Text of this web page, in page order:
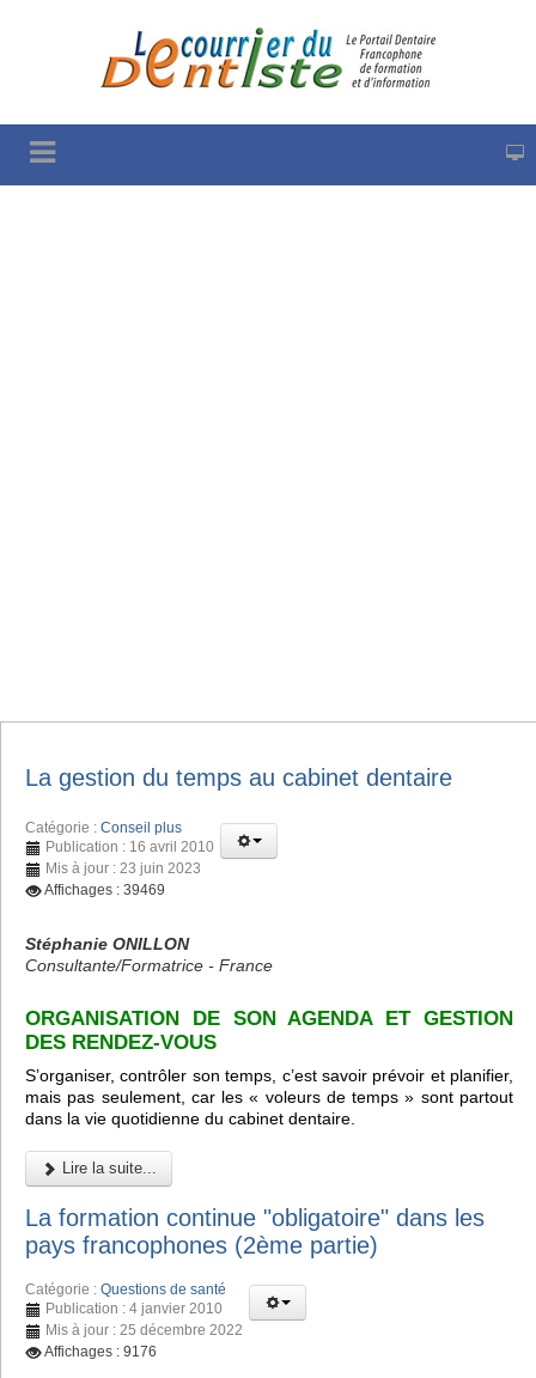
La gestion du temps au cabinet dentaire
Catégorie : Conseil plus
Publication : 16 avril 2010
Mis à jour : 23 juin 2023
Affichages : 39469
Stéphanie ONILLON
Consultante/Formatrice - France
ORGANISATION DE SON AGENDA ET GESTION
DES RENDEZ-VOUS
S’organiser, contrôler son temps, c’est savoir prévoir et planifier,
mais pas seulement, car les « voleurs de temps » sont partout
dans la vie quotidienne du cabinet dentaire.
Lire la suite...
La formation continue "obligatoire" dans les
pays francophones (2ème partie)
Catégorie : Questions de santé
Publication : 4 janvier 2010
Mis à jour : 25 décembre 2022
Affichages : 9176